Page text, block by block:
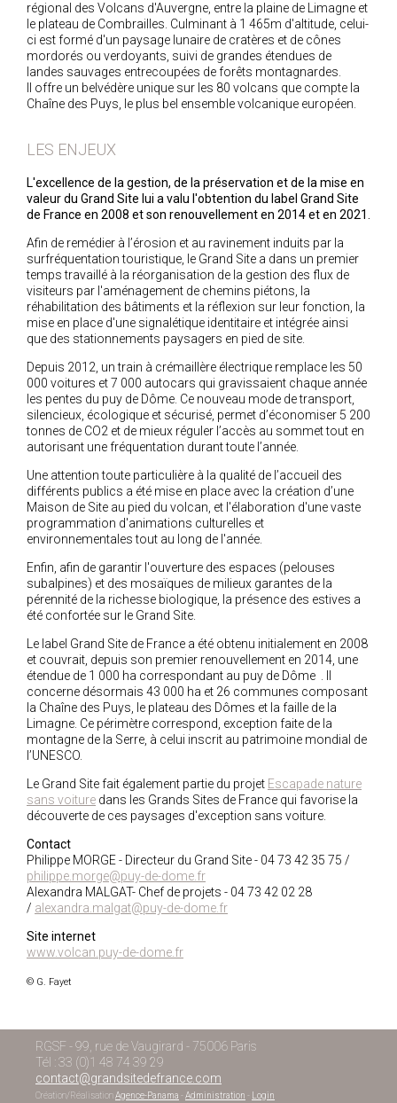
régional des Volcans d'Auvergne, entre la plaine de Limagne et
le plateau de Combrailles. Culminant à 1 465m d'altitude, celui-
ci est formé d'un paysage lunaire de cratères et de cônes
mordorés ou verdoyants, suivi de grandes étendues de
landes sauvages entrecoupées de forêts montagnardes.
Il offre un belvédère unique sur les 80 volcans que compte la
Chaîne des Puys, le plus bel ensemble volcanique européen.
LES ENJEUX
L'excellence de la gestion, de la préservation et de la mise en
valeur du Grand Site lui a valu l'obtention du label Grand Site
de France en 2008 et son renouvellement en 2014 et en 2021.
Afin de remédier à l’érosion et au ravinement induits par la
surfréquentation touristique, le Grand Site a dans un premier
temps travaillé à la réorganisation de la gestion des flux de
visiteurs par l'aménagement de chemins piétons, la
réhabilitation des bâtiments et la réflexion sur leur fonction, la
mise en place d'une signalétique identitaire et intégrée ainsi
que des stationnements paysagers en pied de site.
Depuis 2012, un train à crémaillère électrique remplace les 50
000 voitures et 7 000 autocars qui gravissaient chaque année
les pentes du puy de Dôme. Ce nouveau mode de transport,
silencieux, écologique et sécurisé, permet d’économiser 5 200
tonnes de CO2 et de mieux réguler l’accès au sommet tout en
autorisant une fréquentation durant toute l’année.
Une attention toute particulière à la qualité de l’accueil des
différents publics a été mise en place avec la création d’une
Maison de Site au pied du volcan, et l'élaboration d'une vaste
programmation d'animations culturelles et
environnementales tout au long de l'année.
Enfin, afin de garantir l'ouverture des espaces (pelouses
subalpines) et des mosaïques de milieux garantes de la
pérennité de la richesse biologique, la présence des estives a
été confortée sur le Grand Site.
Le label Grand Site de France a été obtenu initialement en 2008
et couvrait, depuis son premier renouvellement en 2014, une
étendue de 1 000 ha correspondant au puy de Dôme . Il
concerne désormais 43 000 ha et 26 communes composant
la Chaîne des Puys, le plateau des Dômes et la faille de la
Limagne. Ce périmètre correspond, exception faite de la
montagne de la Serre, à celui inscrit au patrimoine mondial de
l’UNESCO.
Le Grand Site fait également partie du projet Escapade nature
sans voiture dans les Grands Sites de France qui favorise la
découverte de ces paysages d'exception sans voiture.
Contact
Philippe MORGE - Directeur du Grand Site - 04 73 42 35 75 /
philippe.morge@puy-de-dome.fr
Alexandra MALGAT- Chef de projets - 04 73 42 02 28
/ alexandra.malgat@puy-de-dome.fr
Site internet
www.volcan.puy-de-dome.fr
© G. Fayet
RGSF - 99, rue de Vaugirard - 75006 Paris
Tél : 33 (0)1 48 74 39 29
contact@grandsitedefrance.com
Création/RéalisationAgence-Panama - Administration - Login